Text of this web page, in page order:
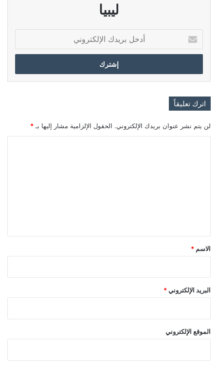
ليبيا
بريدك
الإلكتروني
اترك تعليقاً
لن يتم نشر عنوان بريدك الإلكتروني. الحقول الإلزامية مشار إليها بـ *
*
الاسم *
البريد الإلكتروني *
الموقع الإلكتروني